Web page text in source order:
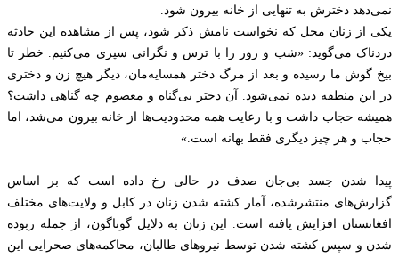
نمی‌دهد دخترش به تنهایی از خانه بیرون شود.
یکی از زنان محل که نخواست نامش ذکر شود، پس از مشاهده این حادثه
دردناک می‌گوید: «شب و روز را با ترس و نگرانی سپری می‌کنیم. خطر تا
بیخ گوش ما رسیده و بعد از مرگ دختر همسایه‌مان، دیگر هیچ زن و دختری
در این منطقه دیده نمی‌شود. آن دختر بی‌گناه و معصوم چه گناهی داشت؟
همیشه حجاب داشت و با رعایت همه محدودیت‌ها از خانه بیرون می‌شد، اما
حجاب و هر چیز دیگری فقط بهانه است.»
پیدا شدن جسد بی‌جان صدف در حالی رخ داده است که بر اساس
گزارش‌های منتشرشده، آمار کشته شدن زنان در کابل و ولایت‌های مختلف
افغانستان افزایش یافته است. این زنان به دلایل گوناگون، از جمله ربوده
شدن و سپس کشته شدن توسط نیروهای طالبان، محاکمه‌های صحرایی این